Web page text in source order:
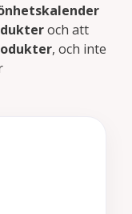
och att
, och inte